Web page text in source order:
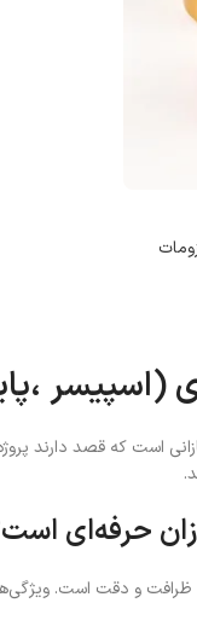
(اسپیسر
است که قصد دارند
حرفه‌ای
و دقت است.